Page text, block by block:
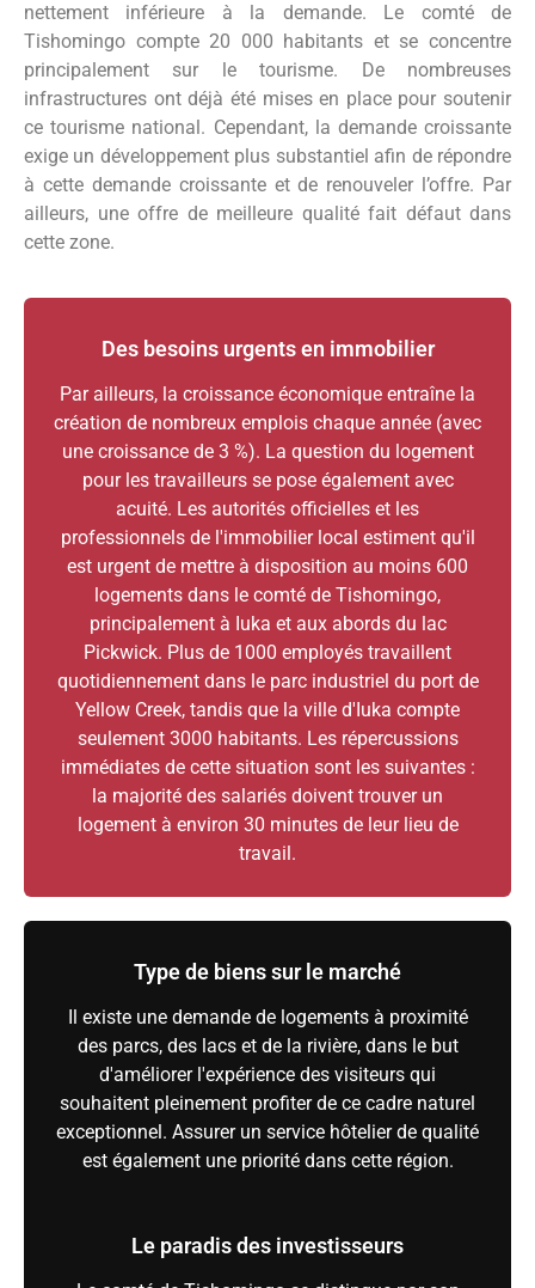
nettement inférieure à la demande. Le comté de
Tishomingo compte 20 000 habitants et se concentre
principalement sur le tourisme. De nombreuses
infrastructures ont déjà été mises en place pour soutenir
ce tourisme national. Cependant, la demande croissante
exige un développement plus substantiel afin de répondre
à cette demande croissante et de renouveler l’offre. Par
ailleurs, une offre de meilleure qualité fait défaut dans
cette zone.
Des besoins urgents en immobilier
Par ailleurs, la croissance économique entraîne la
création de nombreux emplois chaque année (avec
une croissance de 3 %). La question du logement
pour les travailleurs se pose également avec
acuité. Les autorités officielles et les
professionnels de l'immobilier local estiment qu'il
est urgent de mettre à disposition au moins 600
logements dans le comté de Tishomingo,
principalement à Iuka et aux abords du lac
Pickwick. Plus de 1000 employés travaillent
quotidiennement dans le parc industriel du port de
Yellow Creek, tandis que la ville d'Iuka compte
seulement 3000 habitants. Les répercussions
immédiates de cette situation sont les suivantes :
la majorité des salariés doivent trouver un
logement à environ 30 minutes de leur lieu de
travail.
Type de biens sur le marché
Il existe une demande de logements à proximité
des parcs, des lacs et de la rivière, dans le but
d'améliorer l'expérience des visiteurs qui
souhaitent pleinement profiter de ce cadre naturel
exceptionnel. Assurer un service hôtelier de qualité
est également une priorité dans cette région.
Le paradis des investisseurs